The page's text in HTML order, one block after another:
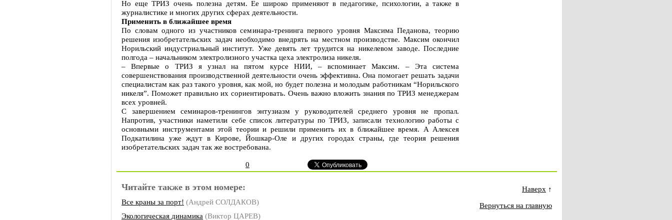
Но еще ТРИЗ очень полезна детям. Ее широко применяют в педагогике, психологии, а также в
журналистике и многих других сферах деятельности.
Применить в ближайшее время
По словам одного из участников семинара-тренинга первого уровня Максима Педанова, теорию
решения изобретательских задач необходимо внедрять на местном производстве. Максим окончил
Норильский индустриальный институт. Уже девять лет трудится на никелевом заводе. Последние
полгода – начальником электролизного участка цеха электролиза никеля.
– Впервые о ТРИЗ я узнал на пятом курсе НИИ, – вспоминает Максим. – Эта система
совершенствования производственной деятельности очень эффективна. Она помогает решать задачи
специалистам как раз такого уровня, как мой, но будет полезна и молодым работникам “Норильского
никеля”. Поможет правильно их сориентировать. Очень важно вложить знания по ТРИЗ менеджерам
всех уровней.
С завершением семинаров-тренингов энтузиазм у руководителей среднего уровня не пропал.
Напротив, участники наметили себе список литературы по ТРИЗ, записали технологию работы с
основными инструментами этой теории и решили применить их в ближайшее время. А Алексея
Подкатилина уже ждут в Кирове, Йошкар-Оле и других городах страны, где теория решения
изобретательских задач так же востребована.
0
Читайте также в этом номере:
Все краны за порт! (Андрей СОЛДАКОВ)
Экологическая динамика (Виктор ЦАРЕВ)
Наверх ↑
Вернуться на главную